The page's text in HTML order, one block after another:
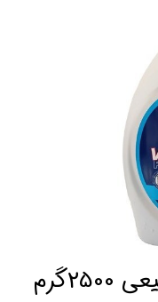
مایع لباسشویی سرکه طبیعی 2500گرم